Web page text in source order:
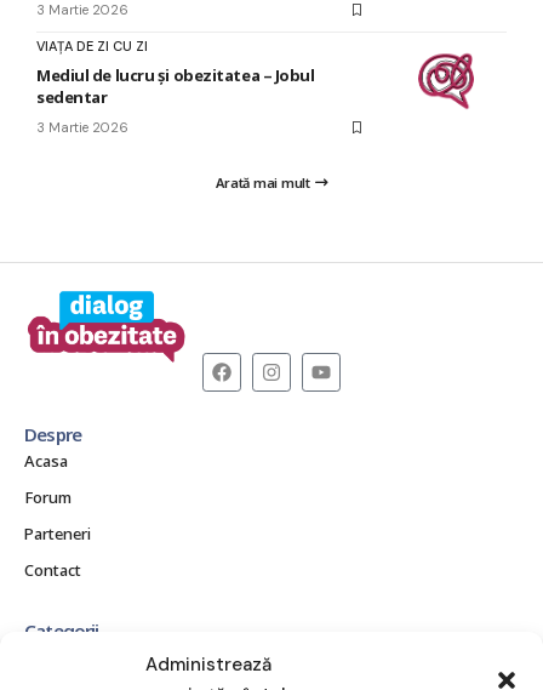
Administrează
3 Martie 2026
VIAȚA DE ZI CU ZI
Mediul de lucru și obezitatea – Jobul
sedentar
3 Martie 2026
Arată mai mult
Despre
Acasa
Forum
Parteneri
Contact
Categorii
CE ESTE OBEZITATEA?